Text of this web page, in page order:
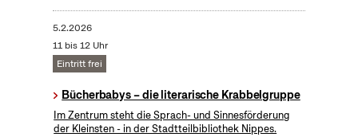
5.2.2026
11 bis 12 Uhr
Eintritt frei
Bücherbabys – die literarische Krabbelgruppe
Im Zentrum steht die Sprach- und Sinnesförderung
der Kleinsten - in der Stadtteilbibliothek Nippes.